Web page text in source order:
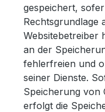
gespeichert,
Rechtsgrundlage
Websitebetreiber
an der
fehlerfreien und
seiner Dienste.
Speicherung von
erfolgt die